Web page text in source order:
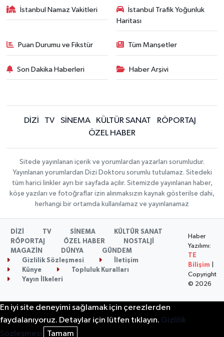
İstanbul Namaz Vakitleri
İstanbul Trafik Yoğunluk
Haritası
Puan Durumu ve Fikstür Tüm Manşetler
Son Dakika Haberleri Haber Arşivi
DİZİ TV SİNEMA KÜLTÜR SANAT
RÖPORTAJ
ÖZEL HABER
Sitede yayınlanan içerik ve yorumlardan yazarları sorumludur.
Yayınlanan yorumlardan Dizi Doktoru sorumlu tutulamaz. Sitedeki
tüm harici linkler ayrı bir sayfada açılır. Sitemizde yayınlanan haber,
köşe yazıları ve fotoğraflar izin alınmaksızın kaynak gösterilse dahi,
herhangi bir ortamda kullanılamaz ve yayınlanamaz
DİZİ TV SİNEMA
KÜLTÜR SANAT
RÖPORTAJ
ÖZEL HABER
NOSTALJİ
MAGAZİN
DÜNYA
GÜNDEM
Gizlilik Sözleşmesi
İletişim
Künye
Topluluk Kuralları
Yayın İlkeleri
Haber
Yazılımı:
TE
Bilişim
Copyright
© 2026
En iyi site deneyimi sağlamak için çerezlerden
faydalanıyoruz. Detaylar için lütfen tıklayın. Gizlilik
Sözleşmesi
Tamam